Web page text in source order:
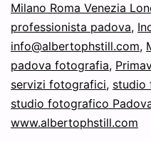
Milano Roma Venezia
professionista padova,
info@albertophstill.com,
padova fotografia,
servizi fotografici, studio
studio fotografico
www.albertophstill.com